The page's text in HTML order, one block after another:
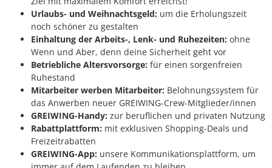
Urlaubs- und Weihnachtsgeld: um die Erholungszeit
noch schöner zu gestalten
Einhaltung der Arbeits-, Lenk- und Ruhezeiten: ohne
Wenn und Aber, denn deine Sicherheit geht vor
Betriebliche Altersvorsorge: für einen sorgenfreien
Ruhestand
Mitarbeiter werben Mitarbeiter: Belohnungssystem für
das Anwerben neuer GREIWING-Crew-Mitglieder/innen
GREIWING-Handy: zur beruflichen und privaten Nutzung
Rabattplattform: mit exklusiven Shopping-Deals und
Freizeitrabatten
GREIWING-App: unsere Kommunikationsplattform, um